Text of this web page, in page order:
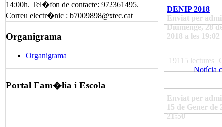
14:00h. Tel�fon de contacte: 972361495.
Correu electr�nic : b7009898@xtec.cat
Organigrama
Organigrama
Portal Fam�lia i Escola
DENIP 2018
Enviat per
Diumenge, 28
2018 a les 19:02
19115 lectures
Notícia
Enviat per
15 de Gener de
21:50